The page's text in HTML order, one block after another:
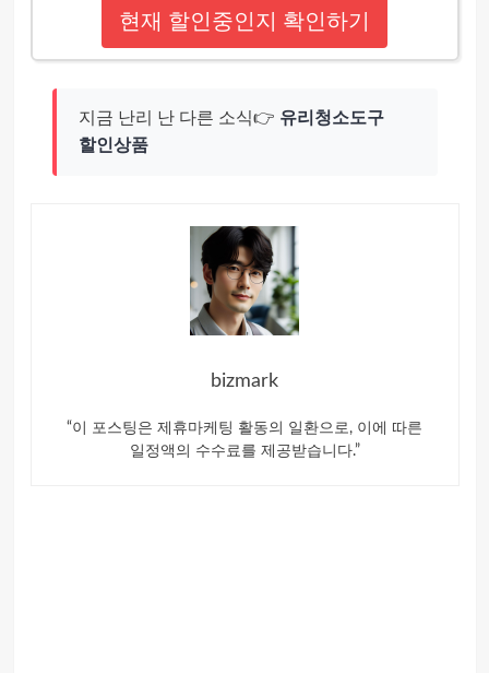
현재 할인중인지 확인하기
지금 난리 난 다른 소식👉 유리청소도구
할인상품
bizmark
“이 포스팅은 제휴마케팅 활동의 일환으로, 이에 따른
일정액의 수수료를 제공받습니다.”